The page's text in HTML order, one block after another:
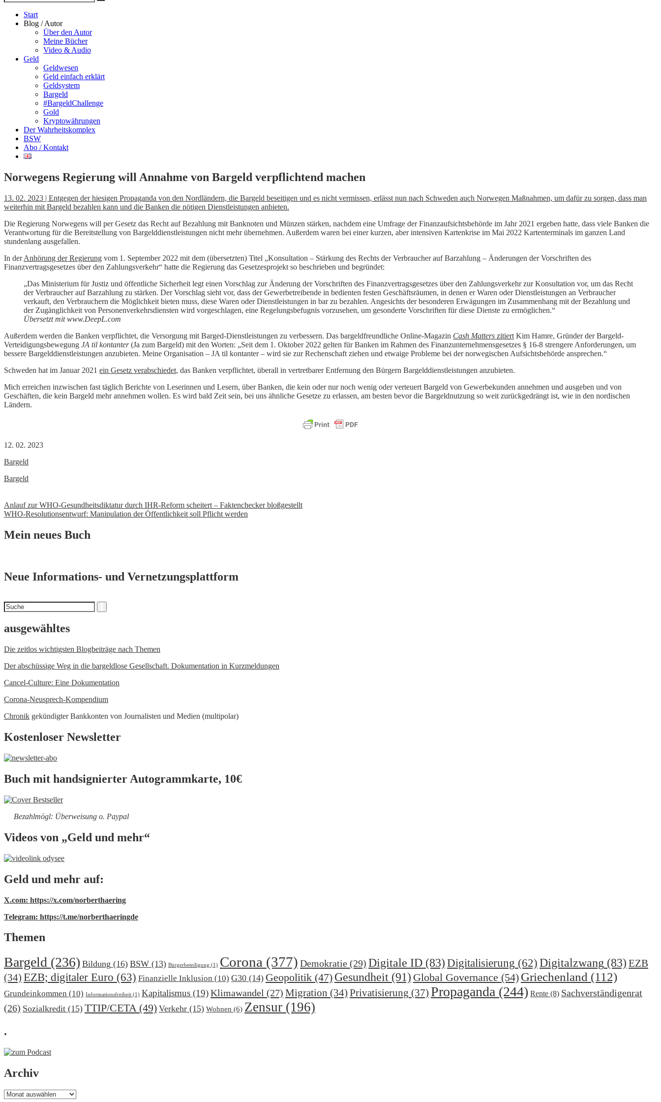
nach
Suche
Start
Blog / Autor
Über den Autor
Meine Bücher
Video & Audio
Geld
Geldwesen
Geld einfach erklärt
Geldsystem
Bargeld
#BargeldChallenge
Gold
Kryptowährungen
Der Wahrheitskomplex
BSW
Abo / Kontakt
Norwegens Regierung will Annahme von Bargeld verpflichtend machen
13. 02. 2023 | Entgegen der hiesigen Propaganda von den Nordländern, die Bargeld beseitigen und es nicht vermissen, erlässt nun nach Schweden auch Norwegen Maßnahmen, um dafür zu sorgen, dass man
weiterhin mit Bargeld bezahlen kann und die Banken die nötigen Dienstleistungen anbieten.
Die Regierung Norwegens will per Gesetz das Recht auf Bezahlung mit Banknoten und Münzen stärken, nachdem eine Umfrage der Finanzaufsichtsbehörde im Jahr 2021 ergeben hatte, dass viele Banken die
Verantwortung für die Bereitstellung von Bargelddienstleistungen nicht mehr übernehmen. Außerdem waren bei einer kurzen, aber intensiven Kartenkrise im Mai 2022 Kartenterminals im ganzen Land
stundenlang ausgefallen.
In derAnhörung der Regierung vom 1. September 2022 mit dem (übersetzten) Titel „Konsultation – Stärkung des Rechts der Verbraucher auf Barzahlung – Änderungen der Vorschriften des
Finanzvertragsgesetzes über den Zahlungsverkehr“ hatte die Regierung das Gesetzesprojekt so beschrieben und begründet:
„Das Ministerium für Justiz und öffentliche Sicherheit legt einen Vorschlag zur Änderung der Vorschriften des Finanzvertragsgesetzes über den Zahlungsverkehr zur Konsultation vor, um das Recht
der Verbraucher auf Barzahlung zu stärken. Der Vorschlag sieht vor, dass der Gewerbetreibende in bedienten festen Geschäftsräumen, in denen er Waren oder Dienstleistungen an Verbraucher
verkauft, den Verbrauchern die Möglichkeit bieten muss, diese Waren oder Dienstleistungen in bar zu bezahlen. Angesichts der besonderen Erwägungen im Zusammenhang mit der Bezahlung und
der Zugänglichkeit von Personenverkehrsdiensten wird vorgeschlagen, eine Regelungsbefugnis vorzusehen, um gesonderte Vorschriften für diese Dienste zu ermöglichen.“
Übersetzt mit www.DeepL.com
Außerdem werden die Banken verpflichtet, die Versorgung mit Barged-Dienstleistungen zu verbessern. Das bargeldfreundliche Online-Magazin Cash Matters zitiert Kim Hamre, Gründer der Bargeld-
Verteidigungsbewegung JA til kontanter(Ja zum Bargeld) mit den Worten: „Seit dem 1. Oktober 2022 gelten für Banken im Rahmen des Finanzunternehmensgesetzes § 16-8 strengere Anforderungen, um
bessere Bargelddienstleistungen anzubieten. Meine Organisation – JA til kontanter – wird sie zur Rechenschaft ziehen und etwaige Probleme bei der norwegischen Aufsichtsbehörde ansprechen.“
Schweden hat im Januar 2021 ein Gesetz verabschiedet, das Banken verpflichtet, überall in vertretbarer Entfernung den Bürgern Bargelddienstleistungen anzubieten.
Mich erreichen inzwischen fast täglich Berichte von Leserinnen und Lesern, über Banken, die kein oder nur noch wenig oder verteuert Bargeld von Gewerbekunden annehmen und ausgeben und von
Geschäften, die kein Bargeld mehr annehmen wollen. Es wird bald Zeit sein, bei uns ähnliche Gesetze zu erlassen, am besten bevor die Bargeldnutzung so weit zurückgedrängt ist, wie in den nordischen
Ländern.
12. 02. 2023
Bargeld
Bargeld
Beitrags-
Navigation
Anlauf zur WHO-Gesundheitsdiktatur durch IHR-Reform scheitert – Faktenchecker bloßgestellt
WHO-Resolutionsentwurf: Manipulation der Öffentlichkeit soll Pflicht werden
Mein neues Buch
Neue Informations- und Vernetzungsplattform
Suchen
nach
ausgewähltes
Die zeitlos wichtigsten Blogbeiträge nach Themen
Der abschüssige Weg in die bargeldlose Gesellschaft. Dokumentation in Kurzmeldungen
Cancel-Culture: Eine Dokumentation
Corona-Neusprech-Kompendium
Chronik gekündigter Bankkonten von Journalisten und Medien (multipolar)
Kostenloser Newsletter
Buch mit handsignierter Autogrammkarte, 10€
Bezahlmögl: Überweisung o. Paypal
Videos von „Geld und mehr“
Geld und mehr auf:
X.com: https://x.com/norberthaering
Telegram: https://t.me/norberthaeringde
Themen
Bargeld (236) Bildung (16) BSW (13) Bürgerbeteiligung (1) Corona (377) Demokratie (29) Digitale ID (83) Digitalisierung (62) Digitalzwang (83) EZB
(34) EZB; digitaler Euro (63) Finanzielle Inklusion (10) G30 (14) Geopolitik (47) Gesundheit (91) Global Governance (54) Griechenland (112)
Grundeinkommen (10) Informationsfreiheit (1) Kapitalismus (19)Klimawandel (27) Migration (34) Privatisierung (37) Propaganda (244) Rente (8) Sachverständigenrat
(26) Sozialkredit (15) TTIP/CETA(49) Verkehr (15) Wohnen (6) Zensur (196)
.
Archiv
Archiv